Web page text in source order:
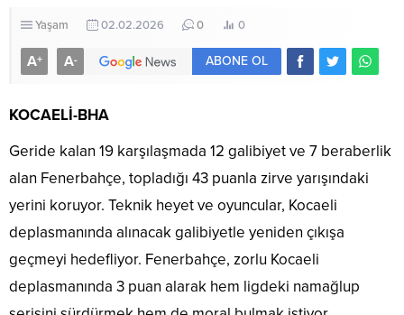
Yaşam 02.02.2026 0 0
A+ A- ABONE OL
KOCAELİ-BHA
Geride kalan 19 karşılaşmada 12 galibiyet ve 7 beraberlik
alan Fenerbahçe, topladığı 43 puanla zirve yarışındaki
yerini koruyor. Teknik heyet ve oyuncular, Kocaeli
deplasmanında alınacak galibiyetle yeniden çıkışa
geçmeyi hedefliyor. Fenerbahçe, zorlu Kocaeli
deplasmanında 3 puan alarak hem ligdeki namağlup